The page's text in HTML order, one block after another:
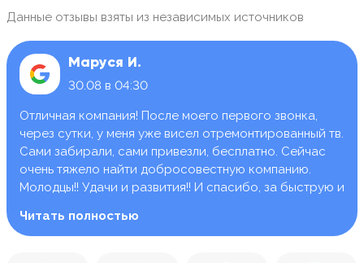
Данные отзывы взяты из независимых источников
Маруся И.
30.08 в 04:30
Отличная компания! После моего первого звонка,
через сутки, у меня уже висел отремонтированный тв.
Сами забирали, сами привезли, бесплатно. Сейчас
очень тяжело найти добросовестную компанию.
Молодцы!! Удачи и развития!! И спасибо, за быструю и
Читать полностью